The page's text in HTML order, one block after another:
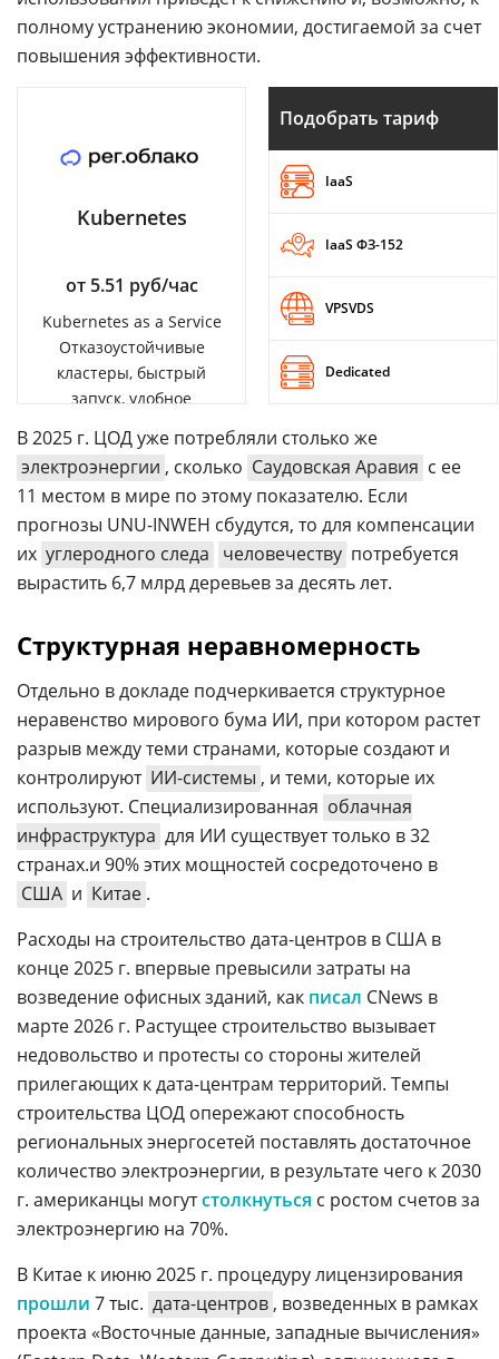
полному устранению экономии, достигаемой за счет
повышения эффективности.
Kubernetes
от 5.51 руб/час
Kubernetes as a Service
Отказоустойчивые
кластеры, быстрый
запуск, удобное
Подобрать тариф
IaaS
IaaS ФЗ-152
VPSVDS
Dedicated
В 2025 г. ЦОД уже потребляли столько же
электроэнергии , сколько Саудовская Аравия с ее
11 местом в мире по этому показателю. Если
прогнозы UNU-INWEH сбудутся, то для компенсации
их углеродного следа человечеству потребуется
вырастить 6,7 млрд деревьев за десять лет.
Структурная неравномерность
Отдельно в докладе подчеркивается структурное
неравенство мирового бума ИИ, при котором растет
разрыв между теми странами, которые создают и
контролируют ИИ-системы , и теми, которые их
используют. Специализированная облачная
инфраструктура для ИИ существует только в 32
странах.и 90% этих мощностей сосредоточено в
США и Китае .
Расходы на строительство дата-центров в США в
конце 2025 г. впервые превысили затраты на
возведение офисных зданий, как писал CNews в
марте 2026 г. Растущее строительство вызывает
недовольство и протесты со стороны жителей
прилегающих к дата-центрам территорий. Темпы
строительства ЦОД опережают способность
региональных энергосетей поставлять достаточное
количество электроэнергии, в результате чего к 2030
г. американцы могутстолкнуться с ростом счетов за
электроэнергию на 70%.
В Китае к июню 2025 г. процедуру лицензирования
прошли 7 тыс. дата-центров , возведенных в рамках
проекта «Восточные данные, западные вычисления»